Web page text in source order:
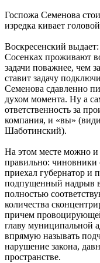
Госпожа Семенова
изредка кивает
Воскресенский
Сосенках проживают
задачи поважнее, чем
ставит задачу
Семенова сдавленно
духом момента. Ну а
ответственность за
компания, и «вы»
Шаботинский).
На этом месте можно и
правильно: чиновники
приехал губернатор и
подпущенный надрыв
полностью
количества
причем
главу муниципальной
впрямую называть
нарушение закона,
пространстве.